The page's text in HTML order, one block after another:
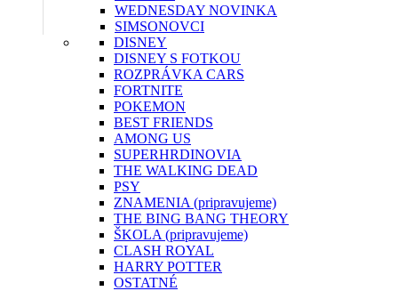
WEDNESDAY NOVINKA
SIMSONOVCI
DISNEY
DISNEY S FOTKOU
ROZPRÁVKA CARS
FORTNITE
POKEMON
BEST FRIENDS
AMONG US
SUPERHRDINOVIA
THE WALKING DEAD
PSY
ZNAMENIA (pripravujeme)
THE BING BANG THEORY
ŠKOLA (pripravujeme)
CLASH ROYAL
HARRY POTTER
OSTATNÉ